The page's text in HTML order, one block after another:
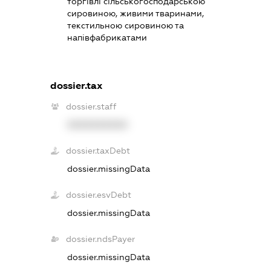
сировиною, живими тваринами,
текстильною сировиною та
напівфабрикатами
dossier.tax
dossier.staff
dossier.taxDebt
dossier.missingData
dossier.esvDebt
dossier.missingData
dossier.ndsPayer
dossier.missingData